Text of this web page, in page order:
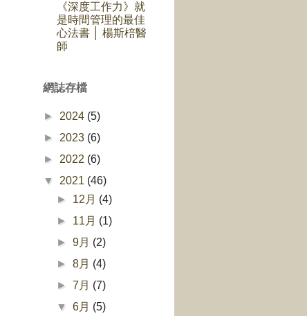
《深度工作力》就
是時間管理的最佳
心法書 │ 楊斯棓醫
師
網誌存檔
► 2024 (5)
► 2023 (6)
► 2022 (6)
▼ 2021 (46)
► 12月 (4)
► 11月 (1)
►9月 (2)
►8月 (4)
► 7月 (7)
▼6月 (5)